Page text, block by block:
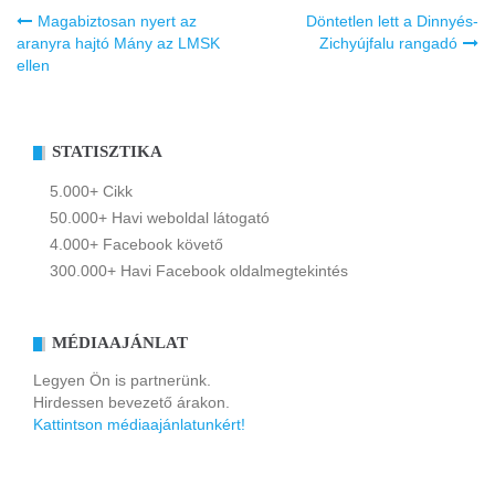
Bejegyzés
navigáció
Magabiztosan nyert az
aranyra hajtó Mány az LMSK
ellen
Döntetlen lett a Dinnyés-
Zichyújfalu rangadó
STATISZTIKA
5.000+ Cikk
50.000+ Havi weboldal látogató
4.000+ Facebook követő
300.000+ Havi Facebook oldalmegtekintés
MÉDIAAJÁNLAT
Legyen Ön is partnerünk.
Hirdessen bevezető árakon.
Kattintson médiaajánlatunkért!